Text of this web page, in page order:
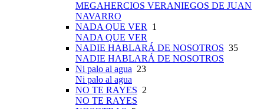
MEGAHERCIOS VERANIEGOS DE JUAN
NAVARRO
NADA QUE VER 1
NADA QUE VER
NADIE HABLARÁ DE NOSOTROS 35
NADIE HABLARÁ DE NOSOTROS
Ni palo al agua 23
Ni palo al agua
NO TE RAYES 2
NO TE RAYES